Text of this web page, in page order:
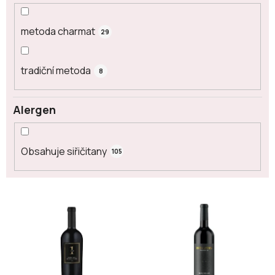
metoda charmat 29
tradiční metoda 8
Alergen
Obsahuje siřičitany 105